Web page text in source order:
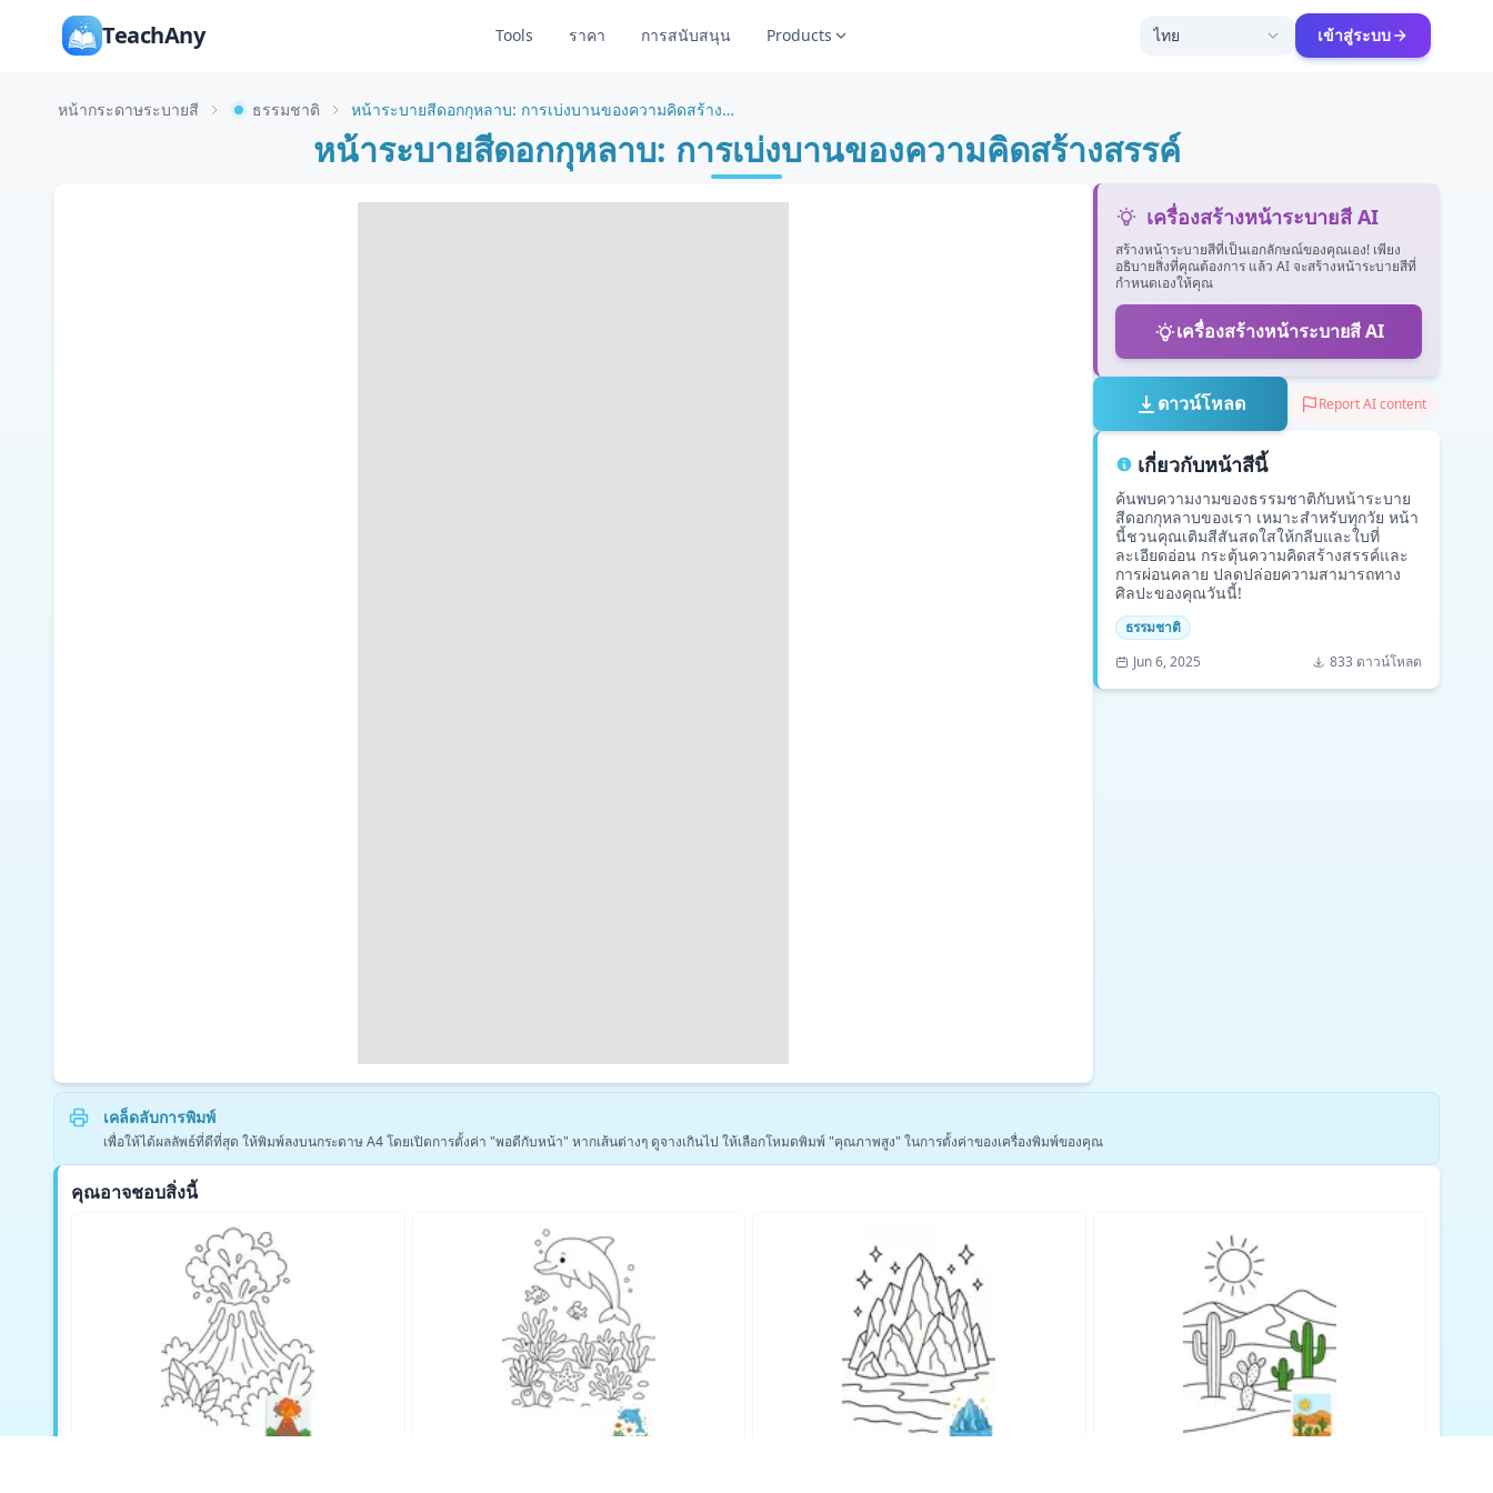
TeachAny Tools ราคา การสนับสนุน Products ไทย เข้าสู่ระบบ
หน้ากระดาษระบายสี ธรรมชาติ หน้าระบายสีดอกกุหลาบ: การเบ่งบานของความคิดสร้างสรรค์
หน้าระบายสีดอกกุหลาบ: การเบ่งบานของความคิดสร้างสรรค์
เครื่องสร้างหน้าระบายสี AI
สร้างหน้าระบายสีที่เป็นเอกลักษณ์ของคุณเอง! เพียง
อธิบายสิ่งที่คุณต้องการ แล้ว AI จะสร้างหน้าระบายสีที่
กำหนดเองให้คุณ
เครื่องสร้างหน้าระบายสี AI
ดาวน์โหลด Report AI content
เกี่ยวกับหน้าสีนี้
ค้นพบความงามของธรรมชาติกับหน้าระบาย
สีดอกกุหลาบของเรา เหมาะสำหรับทุกวัย หน้า
นี้ชวนคุณเติมสีสันสดใสให้กลีบและใบที่
ละเอียดอ่อน กระตุ้นความคิดสร้างสรรค์และ
การผ่อนคลาย ปลดปล่อยความสามารถทาง
ศิลปะของคุณวันนี้!
ธรรมชาติ
Jun 6, 2025
833 ดาวน์โหลด
เคล็ดลับการพิมพ์
เพื่อให้ได้ผลลัพธ์ที่ดีที่สุด ให้พิมพ์ลงบนกระดาษ A4 โดยเปิดการตั้งค่า "พอดีกับหน้า" หากเส้นต่างๆ ดูจางเกินไป ให้เลือกโหมดพิมพ์ "คุณภาพสูง" ในการตั้งค่าของเครื่องพิมพ์ของคุณ
คุณอาจชอบสิ่งนี้